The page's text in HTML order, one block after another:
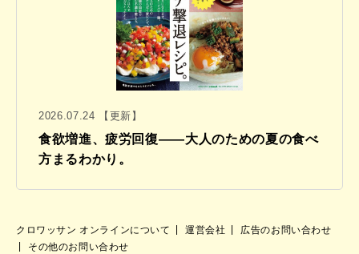
2026.07.24 【更新】
食欲増進、疲労回復——大人のための夏の食べ
方まるわかり。
クロワッサン オンラインについて 運営会社
広告のお問い合わせ
その他のお問い合わせ